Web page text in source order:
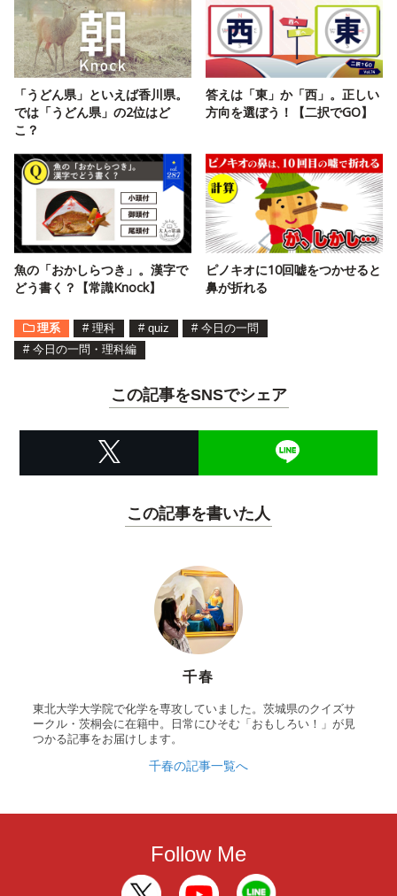
「うどん県」といえば香川県。
では「うどん県」の2位はど
こ？
答えは「東」か「西」。正しい
方向を選ぼう！【二択でGO】
魚の「おかしらつき」。漢字で
どう書く？【常識Knock】
ピノキオに10回嘘をつかせると
鼻が折れる
理系 # 理科 # quiz # 今日の一問
# 今日の一問・理科編
この記事をSNSでシェア
この記事を書いた人
千春
東北大学大学院で化学を専攻していました。茨城県のクイズサ
ークル・茨桐会に在籍中。日常にひそむ「おもしろい！」が見
つかる記事をお届けします。
千春の記事一覧へ
Follow Me